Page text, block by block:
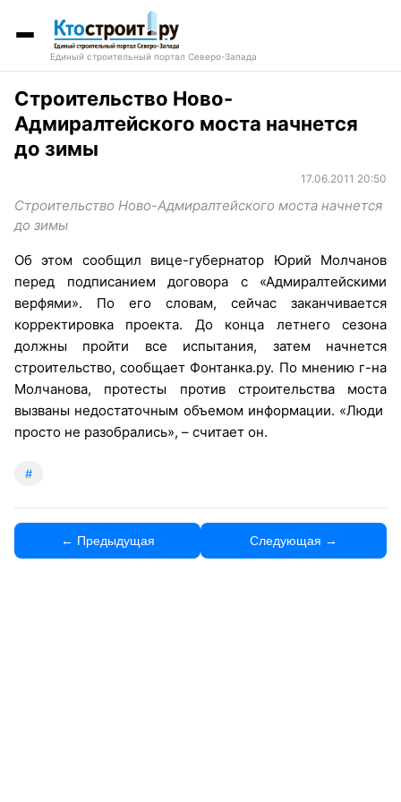
Единый строительный портал Северо-Запада
Строительство Ново-
Адмиралтейского моста начнется
до зимы
17.06.2011 20:50
Строительство Ново-Адмиралтейского моста начнется
до зимы
Об этом сообщил вице-губернатор Юрий Молчанов
перед подписанием договора с «Адмиралтейскими
верфями». По его словам, сейчас заканчивается
корректировка проекта. До конца летнего сезона
должны пройти все испытания, затем начнется
строительство, сообщает Фонтанка.ру. По мнению г-на
Молчанова, протесты против строительства моста
вызваны недостаточным объемом информации. «Люди
просто не разобрались», – считает он.
#
← Предыдущая Следующая →